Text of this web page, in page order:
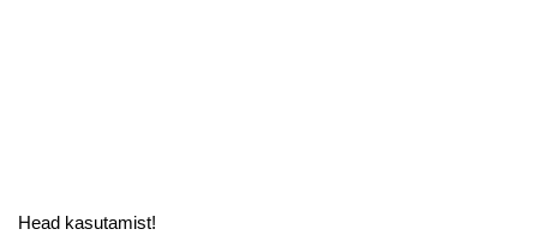
Head kasutamist!